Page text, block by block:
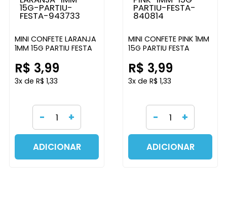
MINI CONFETE LARANJA
1MM 15G PARTIU FESTA
R$ 3,99
3x de R$ 1,33
- +
ADICIONAR
MINI CONFETE PINK 1MM
15G PARTIU FESTA
R$ 3,99
3x de R$ 1,33
- +
ADICIONAR